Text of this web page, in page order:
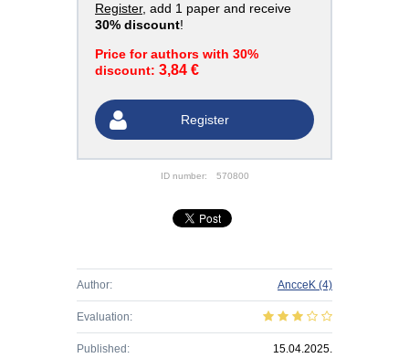
Register, add 1 paper and receive
30% discount!
Price for authors with 30%
discount: 3,84 €
Register
ID number: 570800
Author: AncceK (4)
Evaluation:
Published: 15.04.2025.